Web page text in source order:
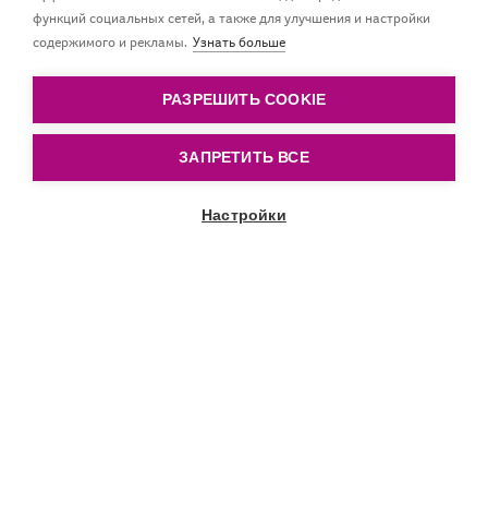
Благодаря очень маленькому и легкому щиту LOVI
miniSOOTHER лучше адаптируется к маленькому
Прокрутить вниз
функций социальных сетей, а также для улучшения и настройки
содержимого и рекламы. Узнать больше
РАЗРЕШИТЬ COOKIE
ЗАПРЕТИТЬ ВСЕ
Настройки